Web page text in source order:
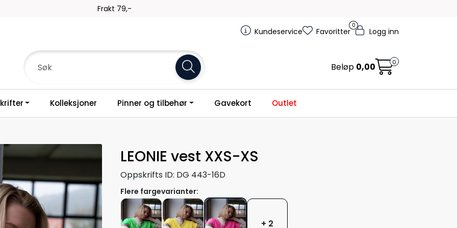
Frakt 79,-
Kundeservice
0
Favoritter Logg inn
Beløp 0,00 0
Kolleksjoner Pinner og tilbehør Gavekort Outlet
LEONIE vest XXS-XS
Oppskrifts ID: DG 443-16D
Flere fargevarianter:
+ 2